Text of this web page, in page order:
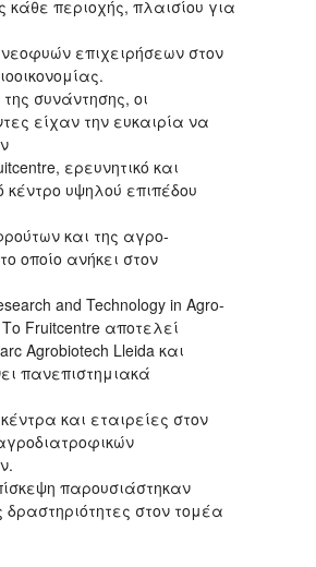
κάθε περιοχής, πλαισίου για
επιχειρήσεων στον
συνάντησης, οι
είχαν την ευκαιρία να
ερευνητικό και
κέντρο υψηλού επιπέδου
και της αγρο-
οποίο ανήκει στον
and Technology in Agro-
Fruitcentre αποτελεί
Agrobiotech Lleida και
πανεπιστημιακά
και εταιρείες στον
παρουσιάστηκαν
δραστηριότητες στον τομέα